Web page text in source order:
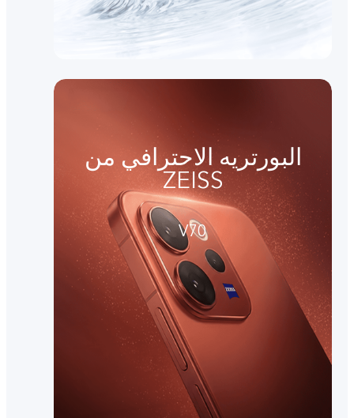
البورتريه الاحترافي من
ZEISS
V70